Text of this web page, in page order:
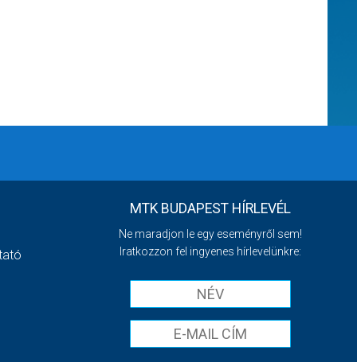
MTK BUDAPEST HÍRLEVÉL
Ne maradjon le egy eseményről sem!
Iratkozzon fel ingyenes hírlevelünkre: